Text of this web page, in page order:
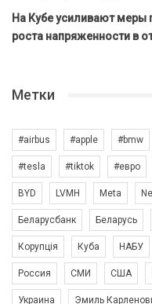
На Кубе усиливают
роста напряженности в
Метки
#airbus #apple #bmw
#tesla #tiktok #евро
BYD LVMH Meta
Беларусбанк Беларусь
Корупція Куба НАБУ
Россия СМИ США
Украина Эмиль